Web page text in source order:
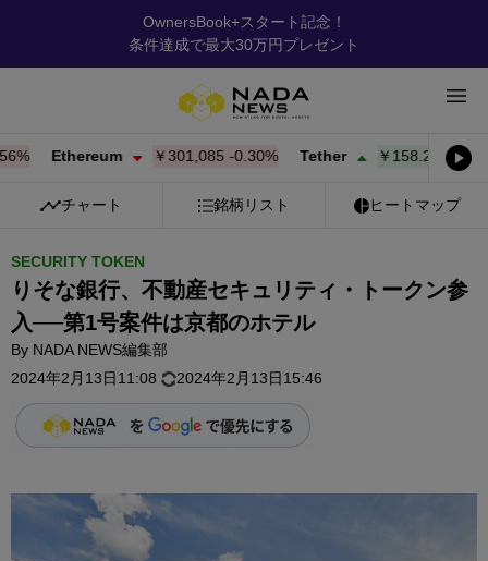
OwnersBook+スタート記念！
条件達成で最大30万円プレゼント
Ethereum ￥301,075-0.31% Tether ￥158.23+0.02%
チャート 銘柄リスト ヒートマップ
SECURITY TOKEN
りそな銀行、不動産セキュリティ・トークン参
入──第1号案件は京都のホテル
By NADA NEWS編集部
2024年2月13日11:08
2024年2月13日15:46